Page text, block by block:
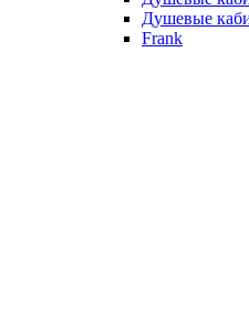
Душевые
Frank